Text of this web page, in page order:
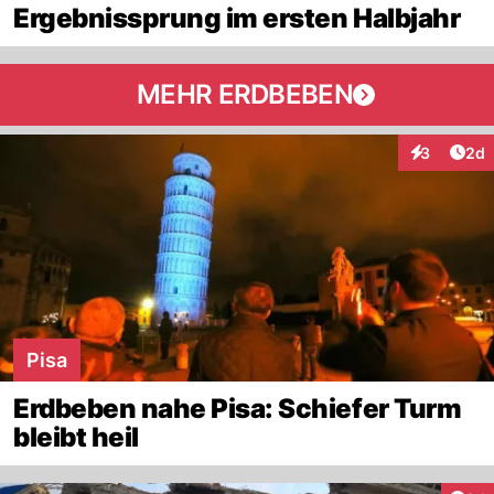
Ergebnissprung im ersten Halbjahr
MEHR ERDBEBEN
3 2d
Pisa
Erdbeben nahe Pisa: Schiefer Turm
bleibt heil